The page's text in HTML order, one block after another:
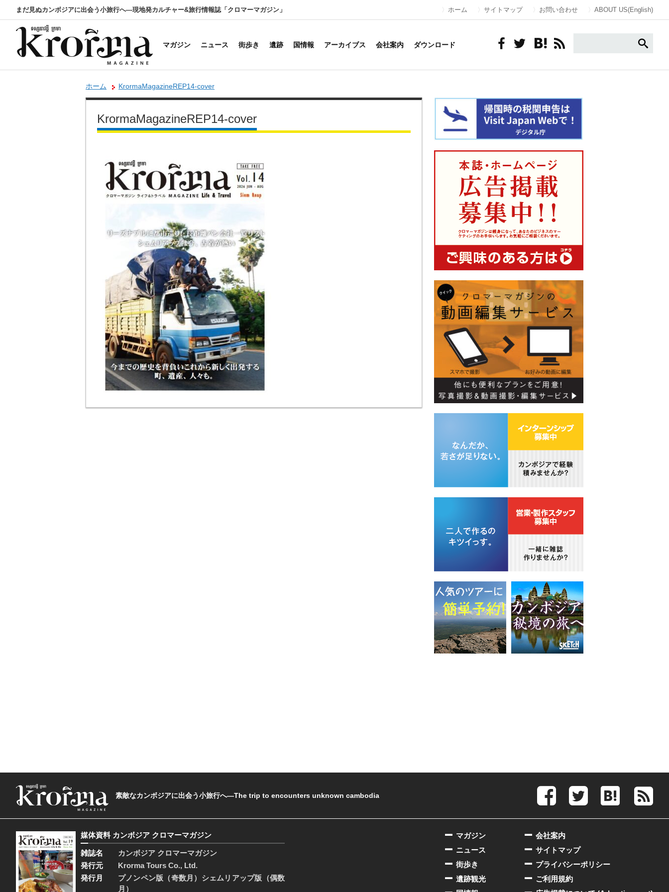
まだ見ぬカンボジアに出会う小旅行へ―現地発カルチャー&旅行情報誌「クロマーマガジン」 ホーム サイトマップ お問い合わせ ABOUT US(English)
マガジン ニュース 街歩き 遺跡 国情報 アーカイブス 会社案内 ダウンロード
ホーム KrormaMagazineREP14-cover
KrormaMagazineREP14-cover
素敵なカンボジアに出会う小旅行へ―The trip to encounters unknown cambodia
媒体資料 カンボジア クロマーマガジン
雑誌名
カンボジア クロマーマガジン
発行元
Krorma Tours Co., Ltd.
発行月
プノンペン版（奇数月）シェムリアップ版（偶数
月）
会社案内
サイトマップ
プライバシーポリシー
ご利用規約
マガジン
ニュース
街歩き
遺跡観光